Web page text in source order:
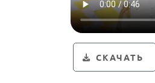
СКАЧАТЬ